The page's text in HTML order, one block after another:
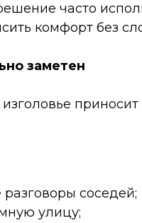
часто
комфорт без
заметен
приносит
соседей;
улицу;